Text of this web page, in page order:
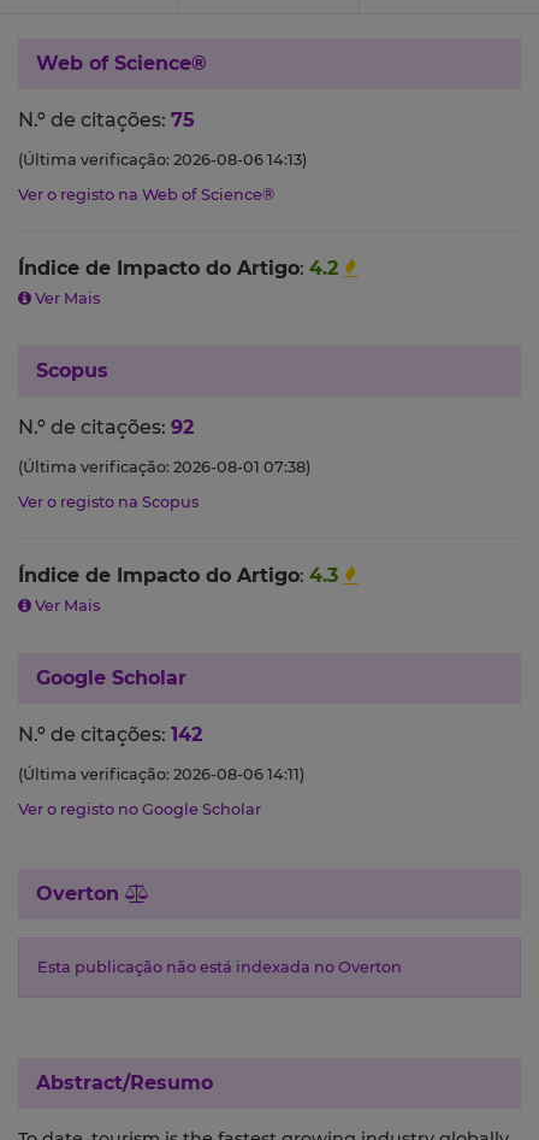
Web of Science®
N.º de citações: 75
(Última verificação: 2026-08-06 14:13)
Ver o registo na Web of Science®
Índice de Impacto do Artigo: 4.2
Ver Mais
Scopus
N.º de citações: 92
(Última verificação: 2026-08-01 07:38)
Ver o registo na Scopus
Índice de Impacto do Artigo: 4.3
Ver Mais
Google Scholar
N.º de citações: 142
(Última verificação: 2026-08-06 14:11)
Ver o registo no Google Scholar
Overton
Esta publicação não está indexada no Overton
Abstract/Resumo